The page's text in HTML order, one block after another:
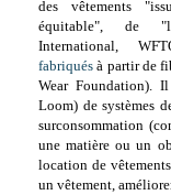
des vêtements
équitable", de
International,
fabriqués à partir de
Wear Foundation).
Loom) de systèmes
surconsommation
une matière ou un
location de
un vêtement,